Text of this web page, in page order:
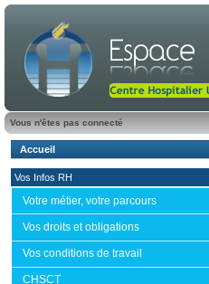
Vous n'êtes pas connecté
Accueil
Vos Infos RH
Votre métier, votre parcours
Vos droits et obligations
Vos conditions de travail
CHSCT